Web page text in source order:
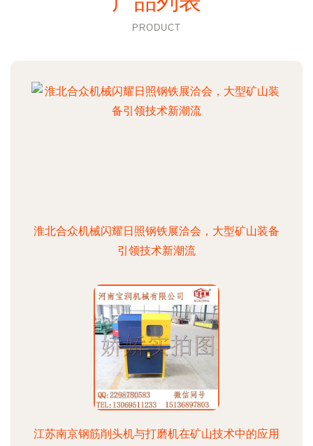
PRODUCT
淮北合众机械闪耀日照钢铁展洽会，大型矿山装备
引领技术新潮流
江苏南京钢筋削头机与打磨机在矿山技术中的应用